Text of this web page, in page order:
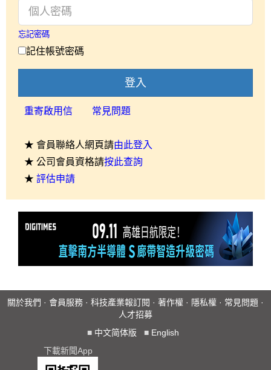
忘記密碼
記住帳號密碼
登入
重寄啟用信 常見問題
★ 會員聯絡人網頁請由此登入
★ 公司會員資格請按此查詢
★ 評估申請
關於我們 · 會員服務 · 科技產業報訂閱 · 著作權 · 隱私權 · 常見問題 ·
人才招募
■ 中文简体版 ■ English
下載新聞App